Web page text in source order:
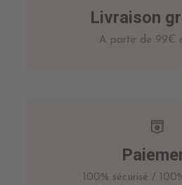
Livraison
A partir de 99€
100% sécurisé /